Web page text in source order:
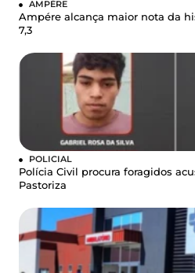
AMPÉRE
Ampére alcança maior nota da
7,3
POLICIAL
Polícia Civil procura foragidos
Pastoriza